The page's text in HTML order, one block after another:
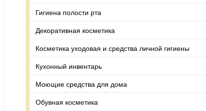
Гигиена полости рта
Декоративная косметика
Косметика уходовая и средства личной гигиены
Кухонный инвентарь
Моющие средства для дома
Обувная косметика